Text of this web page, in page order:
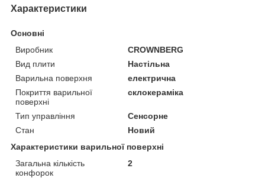
Характеристики
Основні
Виробник
CROWNBERG
Вид плити
Настільна
Варильна поверхня
електрична
Покриття варильної
поверхні
склокераміка
Тип управління
Сенсорне
Стан
Новий
Характеристики варильної поверхні
Загальна кількість
конфорок
2